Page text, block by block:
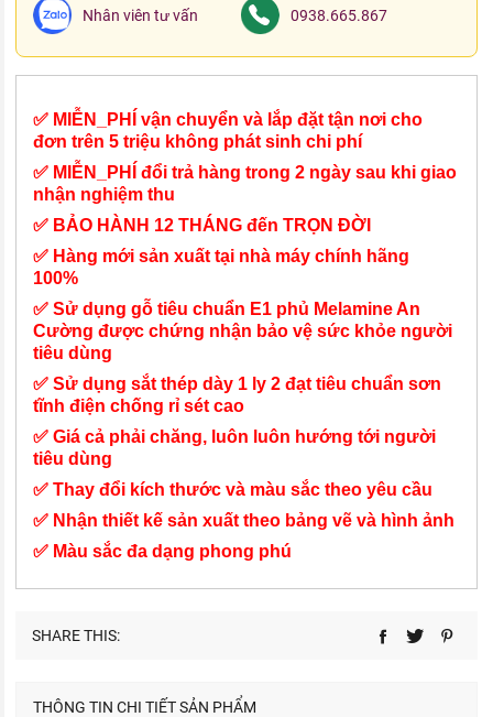
Nhân viên tư vấn 0938.665.867
✅ MIỄN_PHÍ vận chuyển và lắp đặt tận nơi cho
đơn trên 5 triệu không phát sinh chi phí
✅ MIỄN_PHÍ đổi trả hàng trong 2 ngày sau khi giao
nhận nghiệm thu
✅ BẢO HÀNH 12 THÁNG đến TRỌN ĐỜI
✅ Hàng mới sản xuất tại nhà máy chính hãng
100%
✅ Sử dụng gỗ tiêu chuẩn E1 phủ Melamine An
Cường được chứng nhận bảo vệ sức khỏe người
tiêu dùng
✅ Sử dụng sắt thép dày 1 ly 2 đạt tiêu chuẩn sơn
tĩnh điện chống rỉ sét cao
✅ Giá cả phải chăng, luôn luôn hướng tới người
tiêu dùng
✅ Thay đổi kích thước và màu sắc theo yêu cầu
✅ Nhận thiết kế sản xuất theo bảng vẽ và hình ảnh
✅ Màu sắc đa dạng phong phú
SHARE THIS:
THÔNG TIN CHI TIẾT SẢN PHẨM